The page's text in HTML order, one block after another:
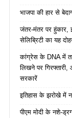
भाजपा की हार से
जंतर-मंतर पर हुंकार,
सेलिब्रिटी का यह
कांग्रेस के DNA में
लिखने पर
सरकारें
इतिहास के झरोखे में
पीएम मोदी के नशे-